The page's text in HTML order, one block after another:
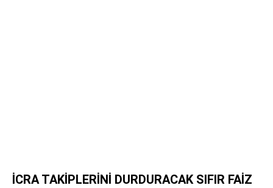
İCRA TAKİPLERİNİ DURDURACAK SIFIR FAİZ